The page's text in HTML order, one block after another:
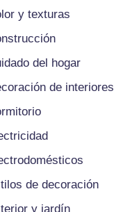
y texturas
del hogar
de interiores
de decoración
y jardín